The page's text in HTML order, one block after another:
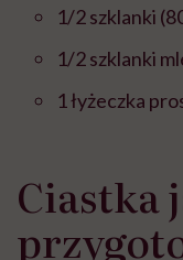
1/2 szklanki
1/2 szklanki
1 łyżeczka
Ciastka